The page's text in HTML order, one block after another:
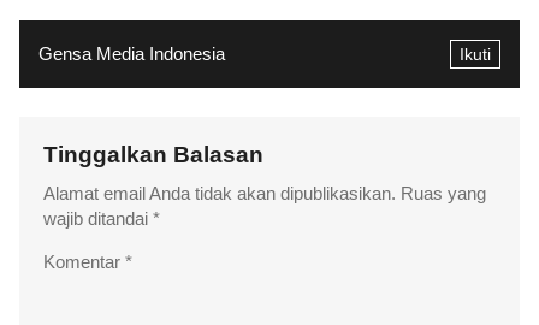
Gensa Media Indonesia Ikuti
Tinggalkan Balasan
Alamat email Anda tidak akan dipublikasikan. Ruas yang
wajib ditandai *
Komentar *